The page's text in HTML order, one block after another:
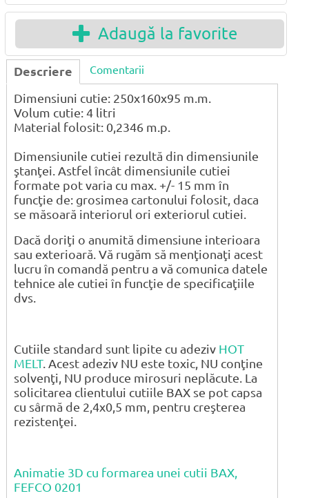
Adaugă la favorite
Descriere Comentarii
Dimensiuni cutie: 250x160x95 m.m.
Volum cutie: 4 litri
Material folosit: 0,2346 m.p.
Dimensiunile cutiei rezultă din dimensiunile
ştanţei. Astfel încât dimensiunile cutiei
formate pot varia cu max. +/- 15 mm în
funcţie de: grosimea cartonului folosit, daca
se măsoară interiorul ori exteriorul cutiei.
Dacă doriţi o anumită dimensiune interioara
sau exterioară. Vă rugăm să menţionaţi acest
lucru în comandă pentru a vă comunica datele
tehnice ale cutiei în funcţie de specificaţiile
dvs.
Cutiile standard sunt lipite cu adeziv HOT
MELT. Acest adeziv NU este toxic, NU conţine
solvenţi, NU produce mirosuri neplăcute. La
solicitarea clientului cutiile BAX se pot capsa
cu sârmă de 2,4x0,5 mm, pentru creşterea
rezistenţei.
Animatie 3D cu formarea unei cutii BAX,
FEFCO 0201